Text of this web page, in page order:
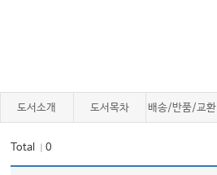
도서소개 도서목차 배송/반품/교환
Total ｜0